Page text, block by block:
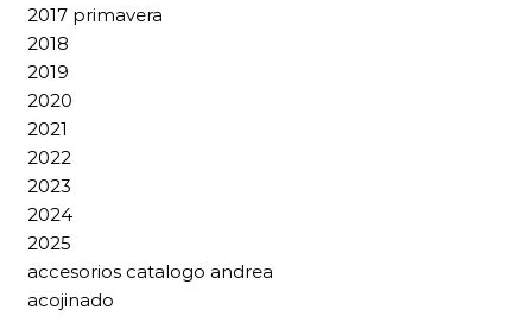
2017 primavera
2018
2019
2020
2021
2022
2023
2024
2025
accesorios catalogo andrea
acojinado